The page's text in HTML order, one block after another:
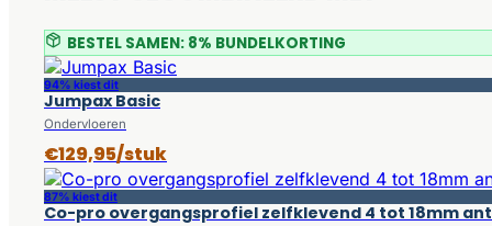
BESTEL SAMEN: 8% BUNDELKORTING
94% kiest dit
Jumpax Basic
Ondervloeren
€129,95/stuk
87% kiest dit
Co-pro overgangsprofiel zelfklevend 4 tot 18mm